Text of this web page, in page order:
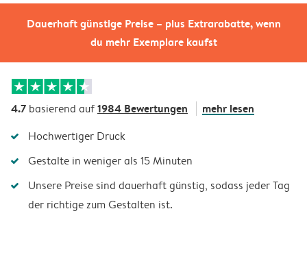
Dauerhaft günstige Preise – plus Extrarabatte, wenn
du mehr Exemplare kaufst
4.7 basierend auf1984 Bewertungen mehr lesen
Hochwertiger Druck
Gestalte in weniger als 15 Minuten
Unsere Preise sind dauerhaft günstig, sodass jeder Tag
der richtige zum Gestalten ist.